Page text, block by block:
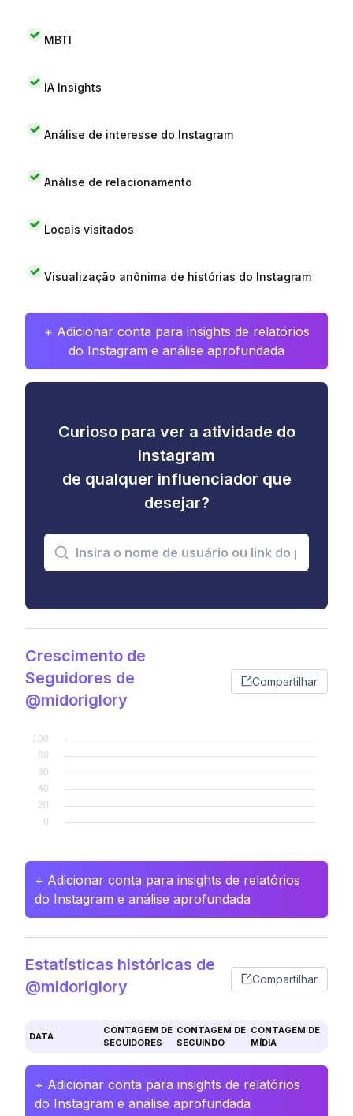
MBTI
IA Insights
Análise de interesse do Instagram
Análise de relacionamento
Locais visitados
Visualização anônima de histórias do Instagram
+ Adicionar conta para insights de relatórios
do Instagram e análise aprofundada
Curioso para ver a atividade do
Instagram
de qualquer influenciador que
desejar?
Crescimento de
Seguidores de
@midoriglory
Compartilhar
+ Adicionar conta para insights de relatórios
do Instagram e análise aprofundada
Estatísticas históricas de
@midoriglory
Compartilhar
DATA
CONTAGEM DE
SEGUIDORES
CONTAGEM DE
SEGUINDO
CONTAGEM DE
MÍDIA
+ Adicionar conta para insights de relatórios
do Instagram e análise aprofundada